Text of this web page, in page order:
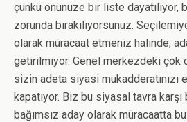
çünkü önünüze bir liste
zorunda bırakılıyorsunuz.
olarak müracaat etmeniz halinde,
getirilmiyor. Genel merkezdeki çok
sizin adeta siyasi mukadderatınızı
kapatıyor. Biz bu siyasal tavra karşı
bağımsız aday olarak müracaatta